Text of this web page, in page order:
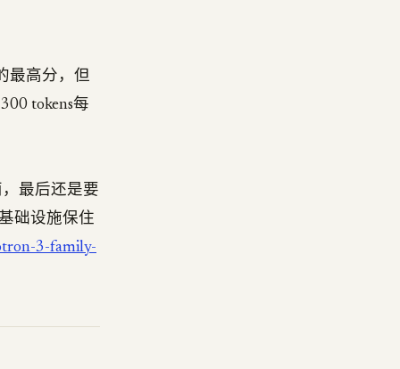
最高分，但
tokens每
最后还是要
础设施保住
3-family-